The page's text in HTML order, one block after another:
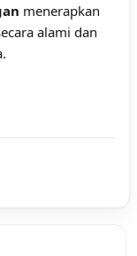
menerapkan
alami dan